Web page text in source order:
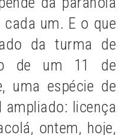
um. E o que
da turma de
de um 11 de
uma espécie de
licença
ontem, hoje,